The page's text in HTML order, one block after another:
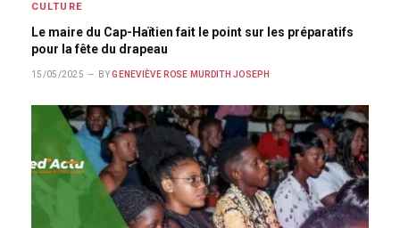
CULTURE
Le maire du Cap-Haïtien fait le point sur les préparatifs
pour la fête du drapeau
15/05/2025 BY GENEVIÈVE ROSE MURDITH JOSEPH